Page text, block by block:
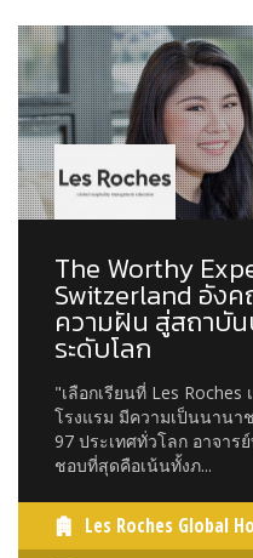
The Worthy
Switzerland อัง
ความฝัน สู่สถาบัน
ระดับโลก
"เลือกเรียนที่ Les
โรงแรม มีความเป็นนานา
97 ประเทศทั่วโลก อาจา
ชอบที่สุดคือเน้นทั้งภ...
Les Roches Global